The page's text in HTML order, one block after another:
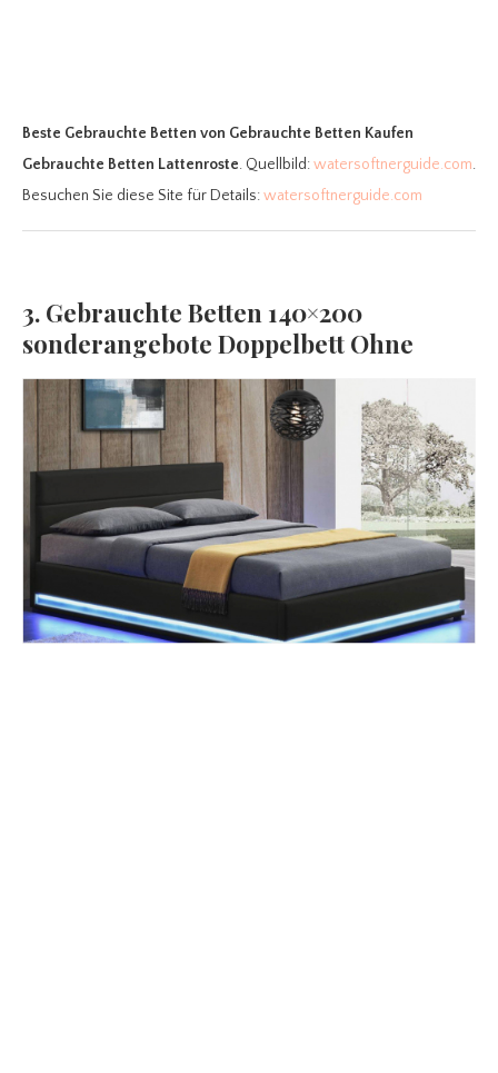
Beste Gebrauchte Betten von Gebrauchte Betten Kaufen
Gebrauchte Betten Lattenroste. Quellbild:watersoftnerguide.com.
Besuchen Sie diese Site für Details:watersoftnerguide.com
3. Gebrauchte Betten 140×200
sonderangebote Doppelbett Ohne